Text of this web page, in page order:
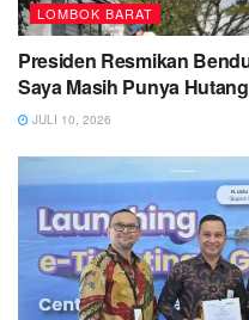
LOMBOK BARAT
Presiden Resmikan
Saya Masih Punya
JULI 10, 2026